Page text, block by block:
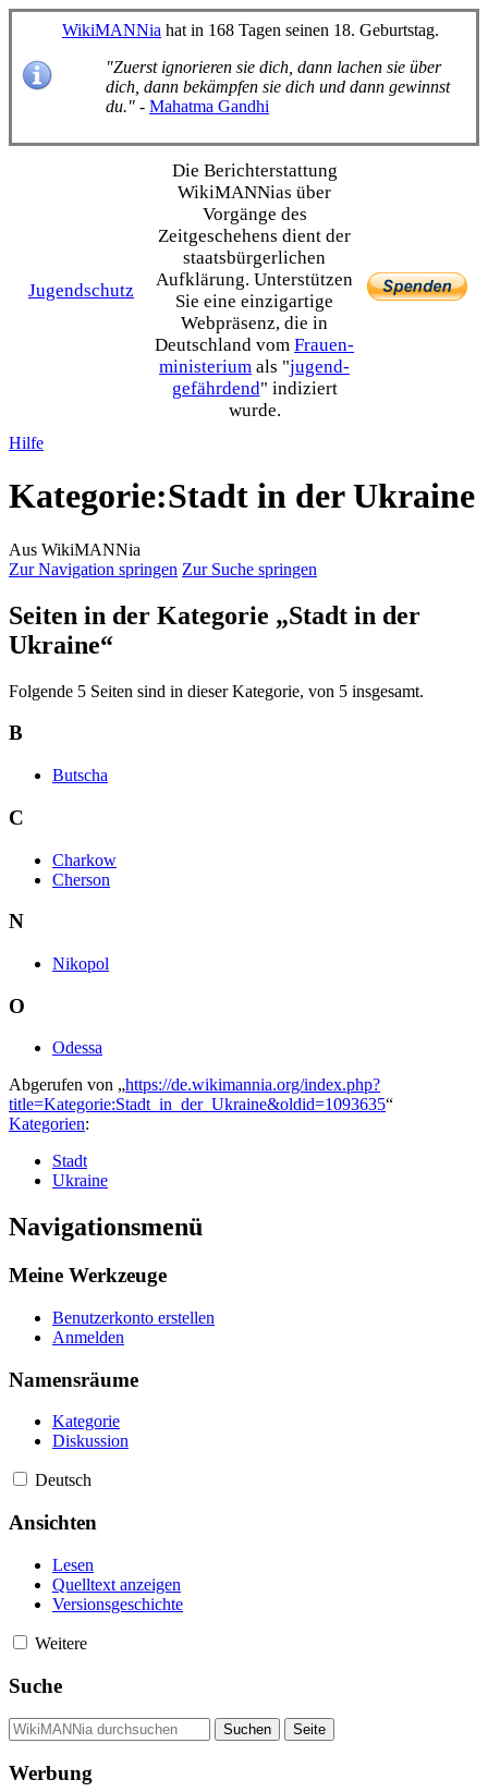
WikiMANNia hat in 168 Tagen seinen 18. Geburtstag.
"Zuerst ignorieren sie dich, dann lachen sie über
dich, dann bekämpfen sie dich und dann gewinnst
du." - Mahatma Gandhi
Jugendschutz
Die Bericht­erstattung
WikiMANNias über
Vorgänge des
Zeitgeschehens dient der
staats­bürgerlichen
Aufklärung. Unterstützen
Sie eine einzig­artige
Webpräsenz, die in
Deutschland vom Frauen­
ministerium als "jugend­
gefährdend" indiziert
wurde.
Hilfe
Kategorie:Stadt in der Ukraine
Aus WikiMANNia
Zur Navigation springen Zur Suche springen
Seiten in der Kategorie „Stadt in der
Ukraine“
Folgende 5 Seiten sind in dieser Kategorie, von 5 insgesamt.
B
Butscha
C
Charkow
Cherson
N
Nikopol
O
Odessa
Abgerufen von „https://de.wikimannia.org/index.php?
title=Kategorie:Stadt_in_der_Ukraine&oldid=1093635“
Kategorien:
Stadt
Ukraine
Navigationsmenü
Meine Werkzeuge
Benutzerkonto erstellen
Anmelden
Namensräume
Kategorie
Diskussion
Deutsch
Ansichten
Lesen
Quelltext anzeigen
Versionsgeschichte
Weitere
Suche
Werbung